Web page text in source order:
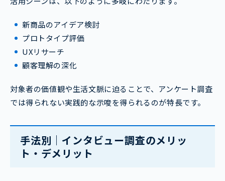
新商品のアイデア検討
プロトタイプ評価
UXリサーチ
顧客理解の深化
対象者の価値観や生活文脈に迫ることで、アンケート調査
では得られない実践的な示唆を得られるのが特長です。
手法別｜インタビュー調査のメリッ
ト・デメリット